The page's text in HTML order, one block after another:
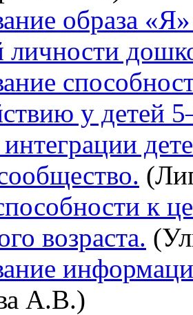
образа «Я»
личности
у детей
к
возраста.
А.В.)